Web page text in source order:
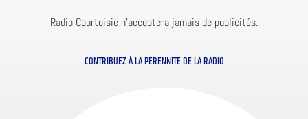
Radio Courtoisie n’acceptera jamais de publicités.
CONTRIBUEZ À LA PÉRENNITÉ DE LA RADIO